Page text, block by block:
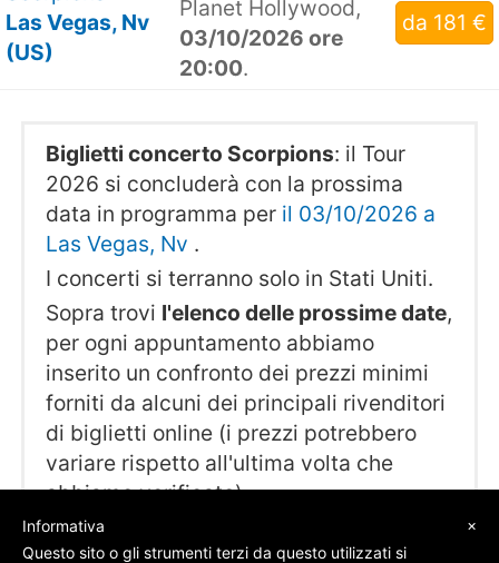
Las Vegas, Nv
(US)
Planet Hollywood,
03/10/2026 ore
20:00.
da 181 €
Biglietti concerto Scorpions: il Tour
2026 si concluderà con la prossima
data in programma per il 03/10/2026 a
Las Vegas, Nv .
I concerti si terranno solo in Stati Uniti.
Sopra trovi l'elenco delle prossime date,
per ogni appuntamento abbiamo
inserito un confronto dei prezzi minimi
forniti da alcuni dei principali rivenditori
di biglietti online (i prezzi potrebbero
variare rispetto all'ultima volta che
abbiamo verificato).
×
Informativa
Questo sito o gli strumenti terzi da questo utilizzati si